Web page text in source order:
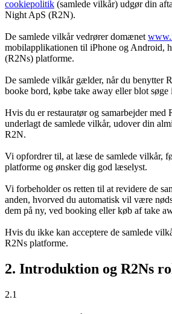
cookiepolitik (samlede vilkår) udgør din
Night ApS (R2N).
De samlede vilkår vedrører domænet
mobilapplikationen til iPhone og Android,
(R2Ns) platforme.
De samlede vilkår gælder, når du benytter
booke bord, købe take away eller blot søge
Hvis du er restauratør og samarbejder med
underlagt de samlede vilkår, udover din
R2N.
Vi opfordrer til, at læse de samlede vilkår,
platforme og ønsker dig god læselyst.
Vi forbeholder os retten til at revidere de
anden, hvorved du automatisk vil være
dem på ny, ved booking eller køb af take
Hvis du ikke kan acceptere de samlede
R2Ns platforme.
2. Introduktion og R2Ns
2.1